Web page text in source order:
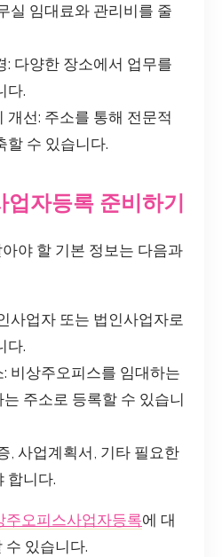
실 임대료와 관리비를 줄
: 다양한 장소에서 업무를
다.
개선: 주소를 통해 전문적
할 수 있습니다.
자등록 준비하기
야 할 기본 정보는 다음과
사업자 또는 법인사업자로
다.
비상주오피스를 임대하는
주소로 등록할 수 있습니
, 사업계획서, 기타 필요한
합니다.
주오피스사업자등록에 대
수 있습니다.